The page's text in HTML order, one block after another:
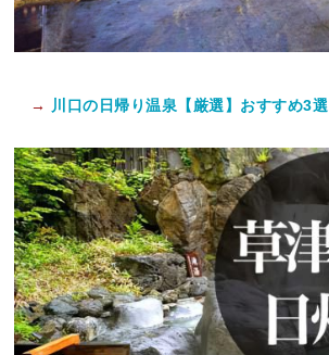
→ 川口の日帰り温泉【厳選】おすすめ3選